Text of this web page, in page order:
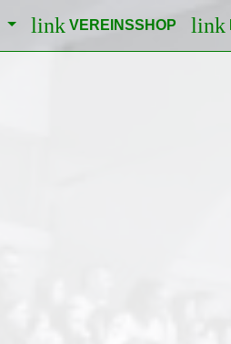
link VEREINSSHOP link